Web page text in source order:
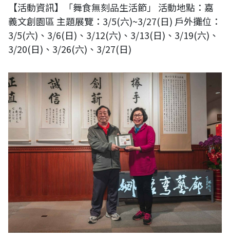
【活動資訊】「舞食無刻品生活節」 活動地點：嘉
義文創園區 主題展覽：3/5(六)~3/27(日) 戶外攤位：
3/5(六)、3/6(日)、3/12(六)、3/13(日)、3/19(六)、
3/20(日)、3/26(六)、3/27(日)